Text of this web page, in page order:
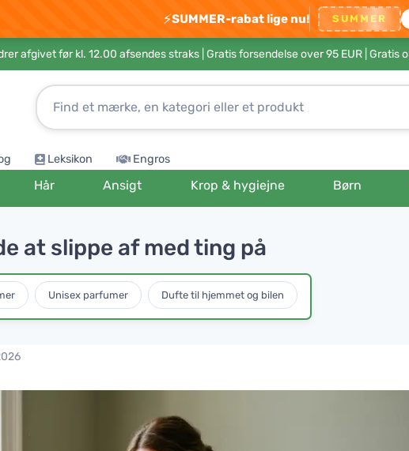
⚡SUMMER-rabat lige nu! SUMMER
afgivet før kl. 12.00 afsendes straks | Gratis forsendelse over 95 EUR | Gratis
Leksikon Engros
Hår Ansigt Krop & hygiejne Børn
at slippe af med ting på
Unisex parfumer Dufte til hjemmet og bilen